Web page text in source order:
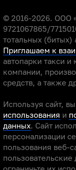
© 2016-2026. ООО
9721067865/
тотальных (битых)
Приглашаем к
автопарки такси
компании,
средств, а также
Используя сайт,
использования и
данных. Сайт
персонализации
пользования веб-